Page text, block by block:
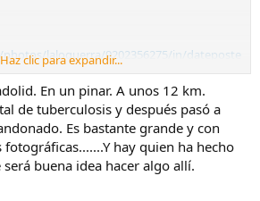
laloguerra/9202356275/in/dateposte
Haz clic para expandir...
En un pinar. A unos 12 km.
de tuberculosis y después pasó a
Es bastante grande y con
hay quien ha hecho
buena idea hacer algo allí.